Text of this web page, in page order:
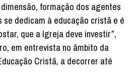
formação dos agentes
se dedicam à educação cristã e é
que a Igreja deve investir”,
em entrevista no âmbito da
Cristã, a decorrer até